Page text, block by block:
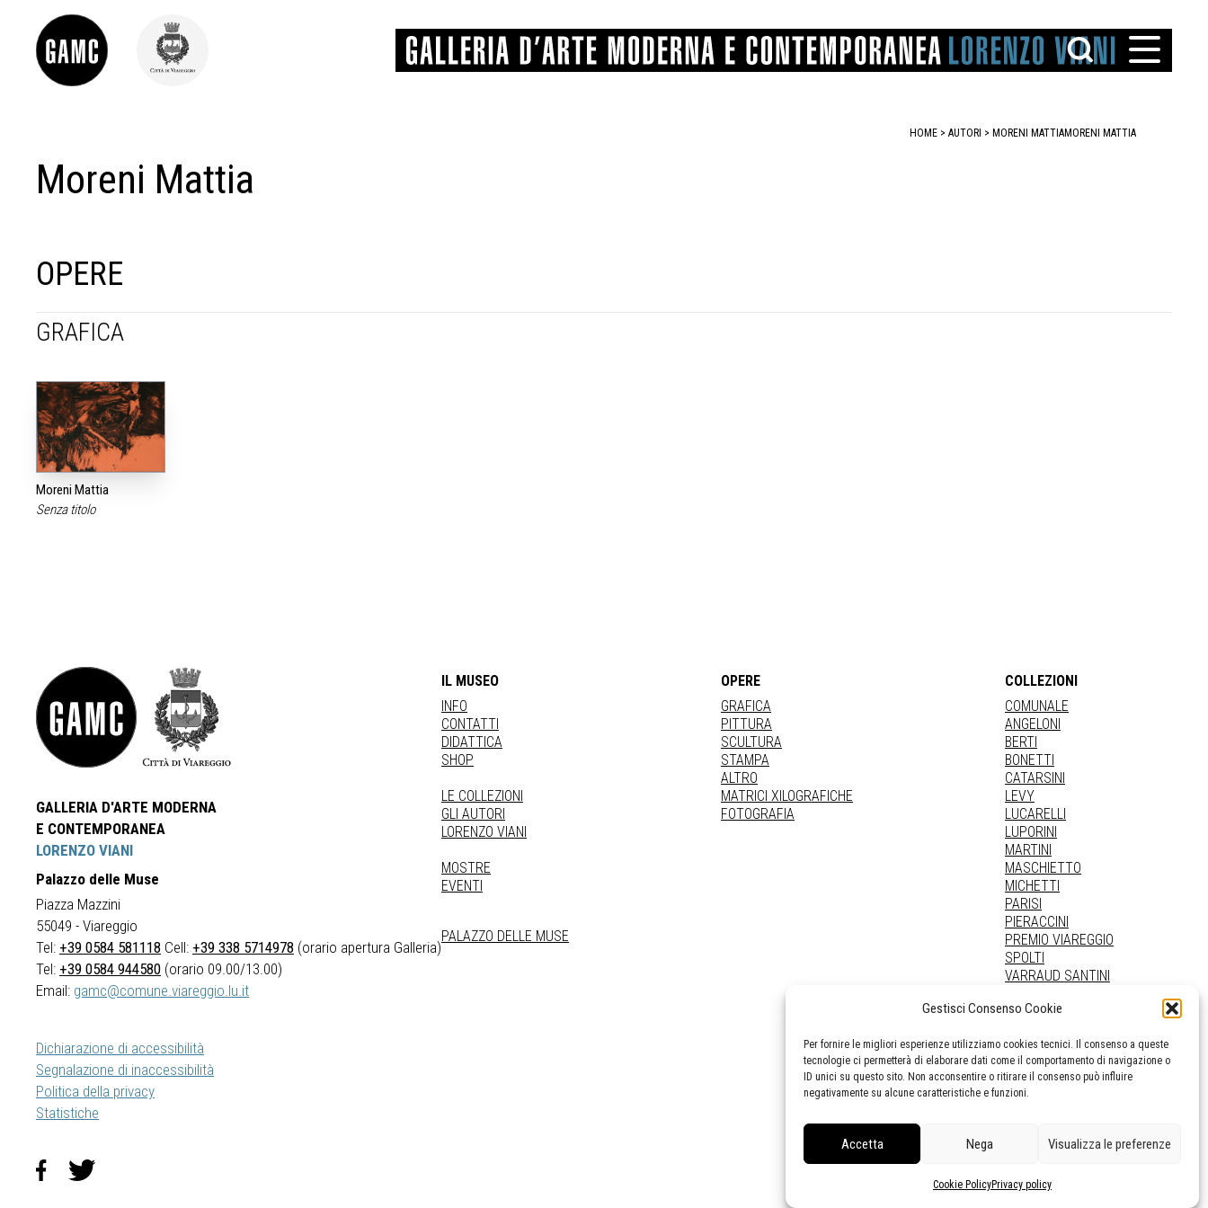
Gestisci Consenso Cookie
Per fornire le migliori esperienze utilizziamo cookies tecnici. Il consenso a queste
tecnologie ci permetterà di elaborare dati come il comportamento di navigazione o
ID unici su questo sito. Non acconsentire o ritirare il consenso può influire
negativamente su alcune caratteristiche e funzioni.
Accetta Nega Visualizza le preferenze
Cookie PolicyPrivacy policy
CONTATTI
PROVENIENZE VARIE
HOME > AUTORI > MORENI MATTIAMORENI MATTIA
Moreni Mattia
OPERE
GRAFICA
Moreni Mattia
Senza titolo
GALLERIA D'ARTE MODERNA
E CONTEMPORANEA
LORENZO VIANI
Palazzo delle Muse
Piazza Mazzini
55049 - Viareggio
Tel: +39 0584 581118 Cell: +39 338 5714978 (orario apertura Galleria)
Tel: +39 0584 944580 (orario 09.00/13.00)
Email: gamc@comune.viareggio.lu.it
Dichiarazione di accessibilità
Segnalazione di inaccessibilità
Politica della privacy
Statistiche
IL MUSEO
INFO
CONTATTI
DIDATTICA
SHOP
LE COLLEZIONI
GLI AUTORI
LORENZO VIANI
MOSTRE
EVENTI
PALAZZO DELLE MUSE
OPERE
GRAFICA
PITTURA
SCULTURA
STAMPA
ALTRO
MATRICI XILOGRAFICHE
FOTOGRAFIA
COLLEZIONI
COMUNALE
ANGELONI
BERTI
BONETTI
CATARSINI
LEVY
LUCARELLI
LUPORINI
MARTINI
MASCHIETTO
MICHETTI
PARISI
PIERACCINI
PREMIO VIAREGGIO
SPOLTI
VARRAUD SANTINI